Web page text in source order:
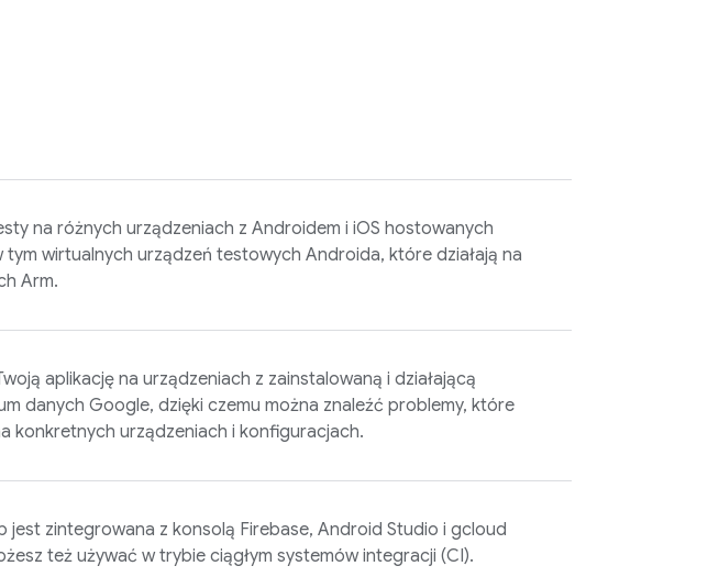
na różnych urządzeniach z Androidem i iOS hostowanych
tym wirtualnych urządzeń testowych Androida, które działają na
Arm.
aplikację na urządzeniach z zainstalowaną i działającą
danych Google, dzięki czemu można znaleźć problemy, które
konkretnych urządzeniach i konfiguracjach.
jest zintegrowana z konsolą Firebase, Android Studio i gcloud
też używać w trybie ciągłym systemów integracji (CI).